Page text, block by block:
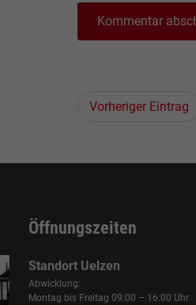
Kommentar
Vorheriger Eintrag
Öffnungszeiten
Standort Uelzen
Abwicklung:
Montag bis Freitag 09:00 – 16:00 Uhr